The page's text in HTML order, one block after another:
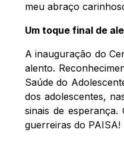
meu abraço
Um toque final de
A inauguração do
alento.
Saúde do
dos adolescentes,
sinais de
guerreiras do PAISA!